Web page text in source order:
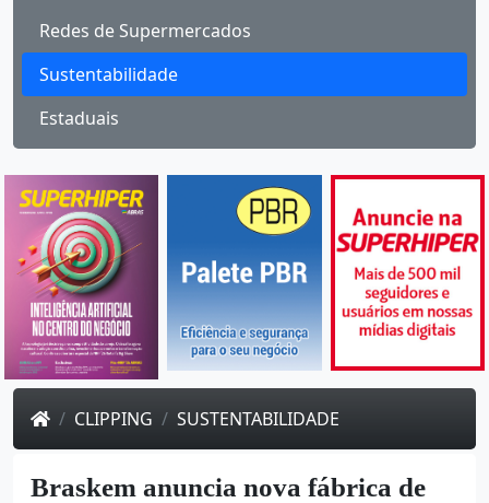
Redes de Supermercados
Sustentabilidade
Estaduais
CLIPPING SUSTENTABILIDADE
Braskem anuncia nova fábrica de